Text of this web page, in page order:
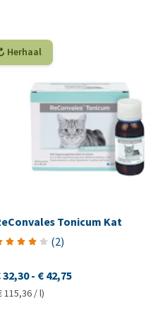
Herhaal
Tonicum Kat
(2)
32,30- € 42,75
115,36 / l)